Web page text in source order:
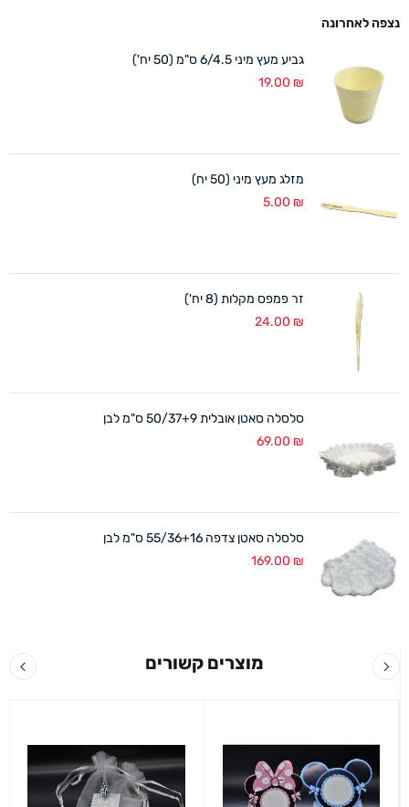
נצפה לאחרונה
גביע מעץ מיני 6/4.5 ס"מ (50 יח')
19.00 ₪
מזלג מעץ מיני (50 יח)
5.00 ₪
זר פמפס מקלות (8 יח')
24.00 ₪
סלסלה סאטן אובלית 50/37+9 ס"מ לבן
69.00 ₪
סלסלה סאטן צדפה 55/36+16 ס"מ לבן
169.00 ₪
מוצרים קשורים